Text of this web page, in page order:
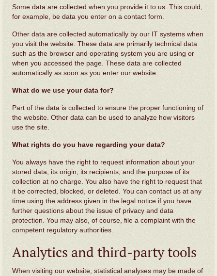
Some data are collected when you provide it to us. This could,
for example, be data you enter on a contact form.
Other data are collected automatically by our IT systems when
you visit the website. These data are primarily technical data
such as the browser and operating system you are using or
when you accessed the page. These data are collected
automatically as soon as you enter our website.
What do we use your data for?
Part of the data is collected to ensure the proper functioning of
the website. Other data can be used to analyze how visitors
use the site.
What rights do you have regarding your data?
You always have the right to request information about your
stored data, its origin, its recipients, and the purpose of its
collection at no charge. You also have the right to request that
it be corrected, blocked, or deleted. You can contact us at any
time using the address given in the legal notice if you have
further questions about the issue of privacy and data
protection. You may also, of course, file a complaint with the
competent regulatory authorities.
Analytics and third-party tools
When visiting our website, statistical analyses may be made of